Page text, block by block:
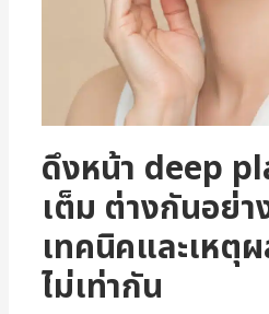
ดึงหน้า deep
เต็ม ต่างกันอย่า
เทคนิคและเหตุ
ไม่เท่ากัน